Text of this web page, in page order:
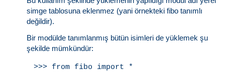
simge tablosuna eklenmez (yani örnekteki fibo tanımlı
değildir).
Bir modülde tanımlanmış bütün isimleri de yüklemek şu
şekilde mümkündür:
>>> from fibo import *